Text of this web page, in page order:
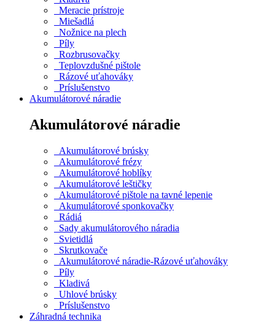
Meracie prístroje
Miešadlá
Nožnice na plech
Píly
Rozbrusovačky
Teplovzdušné pištole
Rázové uťahováky
Príslušenstvo
Akumulátorové náradie
Akumulátorové náradie
Akumulátorové brúsky
Akumulátorové frézy
Akumulátorové hoblíky
Akumulátorové leštičky
Akumulátorové pištole na tavné lepenie
Akumulátorové sponkovačky
Rádiá
Sady akumulátorového náradia
Svietidlá
Skrutkovače
Akumulátorové náradie-Rázové uťahováky
Píly
Kladivá
Uhlové brúsky
Príslušenstvo
Záhradná technika